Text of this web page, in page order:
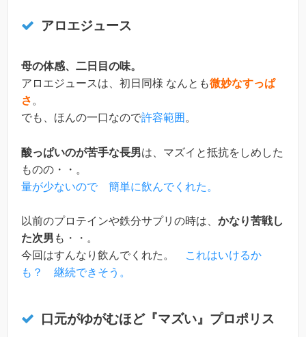
アロエジュース
母の体感、二日目の味。
アロエジュースは、初日同様 なんとも微妙なすっぱ
さ 。
でも、ほんの一口なので許容範囲 。
酸っぱいのが苦手な長男は、マズイと抵抗をしめした
ものの・・。
量が少ないので 簡単に飲んでくれた。
以前のプロテインや鉄分サプリの時は、 かなり苦戦し
た次男 も・・。
今回はすんなり飲んでくれた。
これはいけるか
も？ 継続できそう。
口元がゆがむほど『マズい』プロポリス